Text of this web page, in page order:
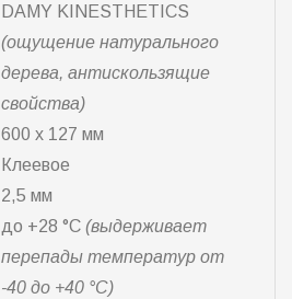
DAMY KINESTHETICS
(ощущение натурального
дерева, антискользящие
свойства)
600 х 127 мм
Клеевое
2,5 мм
до +28 °С (выдерживает
перепады температур от
-40 до +40 °С)